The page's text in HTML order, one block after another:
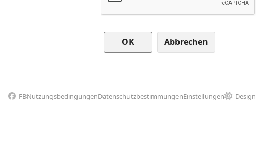
Abbrechen
FBNutzungsbedingungenDatenschutzbestimmungenEinstellungen Design